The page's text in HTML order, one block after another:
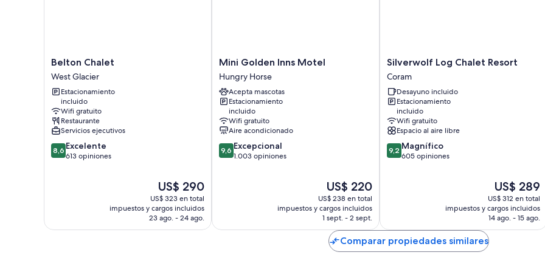
Patios, áreas de descanso separadas y áreas de comedor
Belton
Chalet
West
Glacier
Belton Chalet
West Glacier
Estacionamiento
incluido
Wifi gratuito
Restaurante
Servicios ejecutivos
8.6
de
8,6 Excelente
613 opiniones
El
precio
actual
es
de
US$ 290
US$ 323 en total
impuestos y cargos incluidos
23 ago. - 24 ago.
Mini
Golden
Inns
Motel
Hungry
Horse
Mini Golden Inns Motel
Hungry Horse
Acepta mascotas
Estacionamiento
incluido
Wifi gratuito
Aire acondicionado
9.6
de
9,6 Excepcional
1.003 opiniones
El
precio
actual
es
de
US$ 220
US$ 220
US$ 238 en total
impuestos y cargos incluidos
1 sept. - 2 sept.
Silverwolf
Log
Chalet
Resort
Coram
Silverwolf Log Chalet Resort
Coram
Desayuno incluido
Estacionamiento
incluido
Wifi gratuito
Espacio al aire libre
9.2
de
9,2 Magnífico
605 opiniones
El
precio
actual
es
de
US$ 289
US$ 312 en total
impuestos y cargos incluidos
14 ago. - 15 ago.
Comparar propiedades similares